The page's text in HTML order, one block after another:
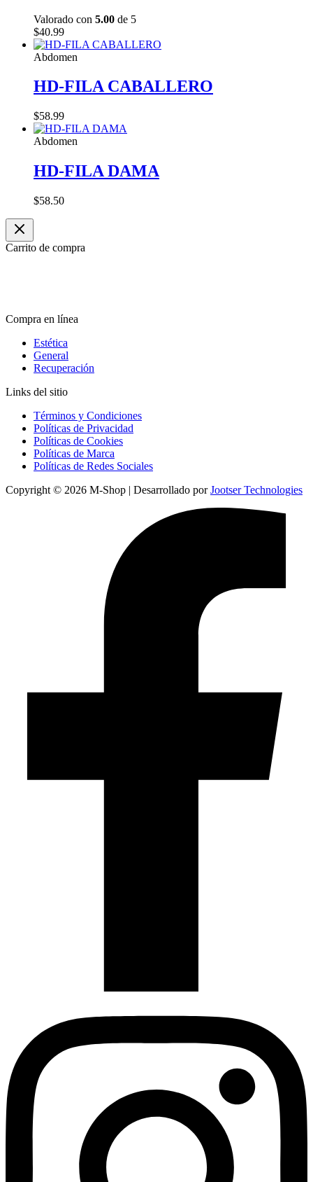
Valorado con 5.00 de 5
$40.99
Abdomen
HD-FILA CABALLERO
$58.99
Abdomen
HD-FILA DAMA
$58.50
Carrito de compra
Compra en línea
Estética
General
Recuperación
Links del sitio
Términos y Condiciones
Políticas de Privacidad
Políticas de Cookies
Políticas de Marca
Políticas de Redes Sociales
Copyright © 2026 M-Shop | Desarrollado porJootser Technologies